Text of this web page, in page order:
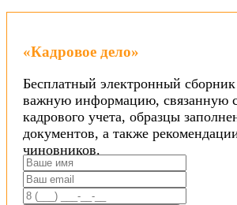
«Кадровое дело»
Бесплатный электронный
важную информацию, связанную
кадрового учета, образцы
документов, а также
чиновников.